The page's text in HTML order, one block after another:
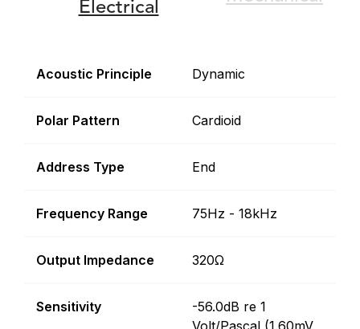
Electrical
Acoustic Principle Dynamic
Polar Pattern Cardioid
Address Type End
Frequency Range 75Hz - 18kHz
Output Impedance 320Ω
Sensitivity
-56.0dB re 1
Volt/Pascal (1.60mV